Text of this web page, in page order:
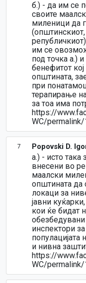
б.) - да им се
своите
миленици да
(општинскиот,
им се
под точка а.)
бенефитот
општината,
при
терапирање
за тоа има
https://
WC/
7 Popovski D.
а.) - исто така
внесени во
маалски
општината да
локаци за
јавни
кои ќе бидат
инспектори
и нивна
https://
WC/